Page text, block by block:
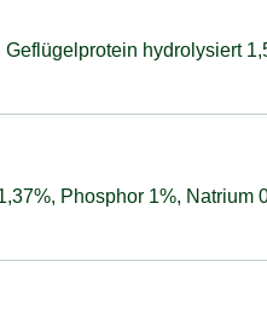
hydrolysiert
Phosphor 1%, Natrium